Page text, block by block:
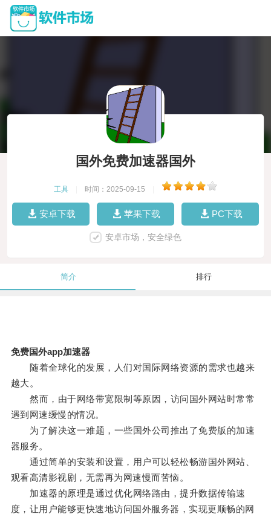
国外免费加速器国外
工具 时间：2025-09-15
安卓下载 苹果下载 PC下载
安卓市场，安全绿色
简介 排行
免费国外app加速器
随着全球化的发展，人们对国际网络资源的需求也越来
越大。
然而，由于网络带宽限制等原因，访问国外网站时常常
遇到网速缓慢的情况。
为了解决这一难题，一些国外公司推出了免费版的加速
器服务。
通过简单的安装和设置，用户可以轻松畅游国外网站、
观看高清影视剧，无需再为网速慢而苦恼。
加速器的原理是通过优化网络路由，提升数据传输速
度，让用户能够更快速地访问国外服务器，实现更顺畅的网